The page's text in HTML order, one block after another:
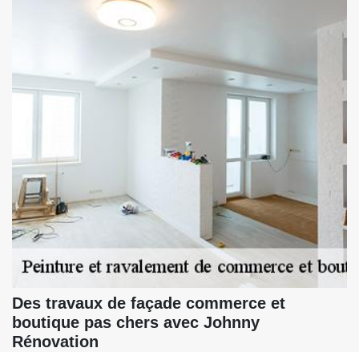
Des travaux de façade commerce et
boutique pas chers avec Johnny
Rénovation